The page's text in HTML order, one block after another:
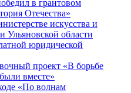
в грантовом
Отечества»
искусства и
Ульяновской области
юридической
проект «В борьбе
вместе»
«По волнам